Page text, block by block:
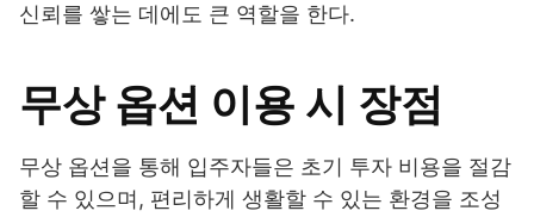
신뢰를 쌓는 데에도 큰 역할을 한다.
무상 옵션 이용 시 장점
무상 옵션을 통해 입주자들은 초기 투자 비용을 절감
할 수 있으며, 편리하게 생활할 수 있는 환경을 조성